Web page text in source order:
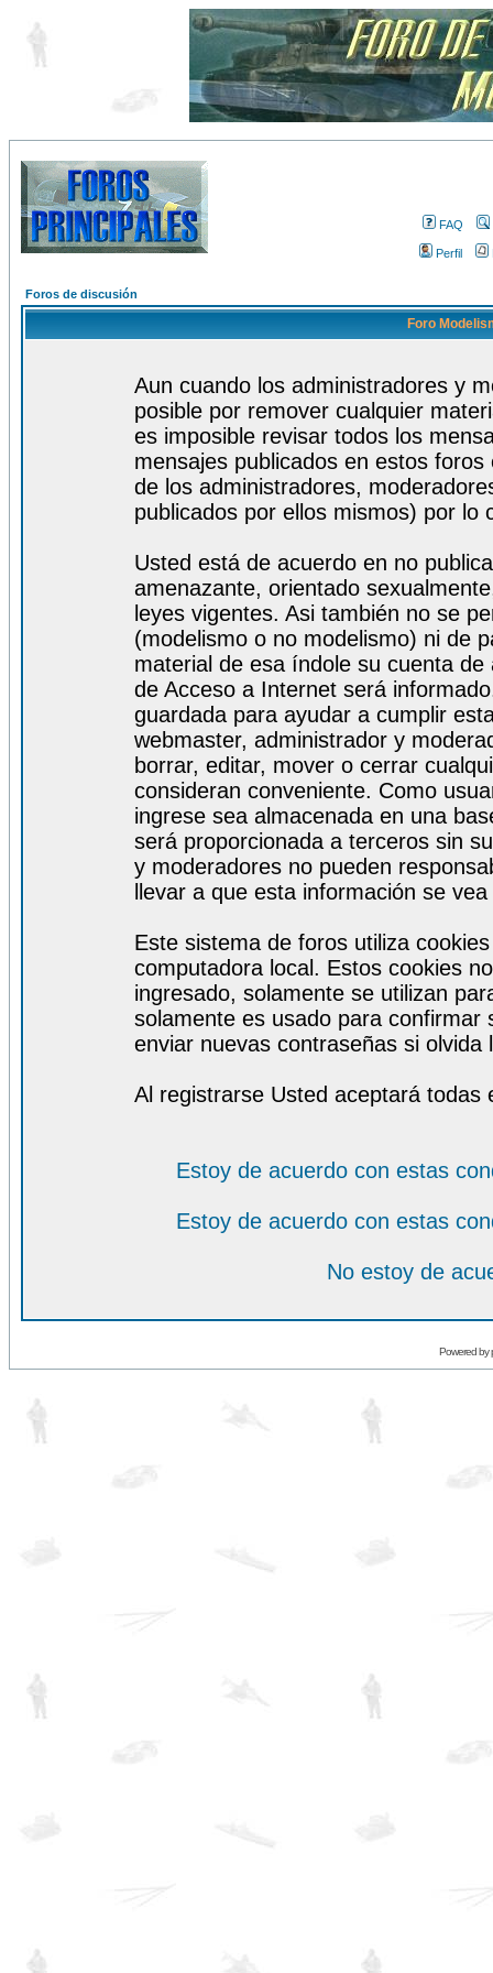
FAQ
Perfil
Foros de discusión
Foro
Aun cuando los administradores y
posible por remover cualquier
es imposible revisar todos los
mensajes publicados en estos
de los administradores,
publicados por ellos mismos) por lo
Usted está de acuerdo en no
amenazante, orientado
leyes vigentes. Asi también no se
(modelismo o no modelismo) ni de
material de esa índole su cuenta
de Acceso a Internet será
guardada para ayudar a cumplir
webmaster, administrador y
borrar, editar, mover o cerrar
consideran conveniente. Como
ingrese sea almacenada en una
será proporcionada a terceros sin
y moderadores no pueden
llevar a que esta información se
Este sistema de foros utiliza
computadora local. Estos cookies
ingresado, solamente se utilizan
solamente es usado para
enviar nuevas contraseñas si olvida
Al registrarse Usted aceptará todas
Estoy de acuerdo con estas
Estoy de acuerdo con estas
No estoy de
Powered by